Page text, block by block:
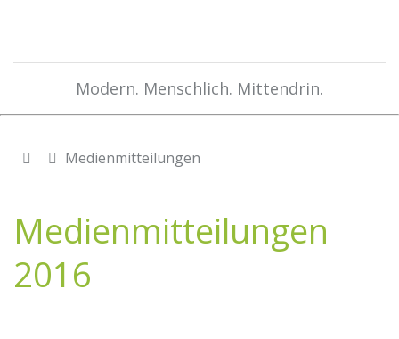
Modern. Menschlich. Mittendrin.
Medienmitteilungen
Medienmitteilungen
2016